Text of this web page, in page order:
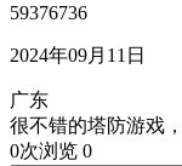
59376736
2024年09月11日
广东
很不错的塔防游戏
0次浏览 0